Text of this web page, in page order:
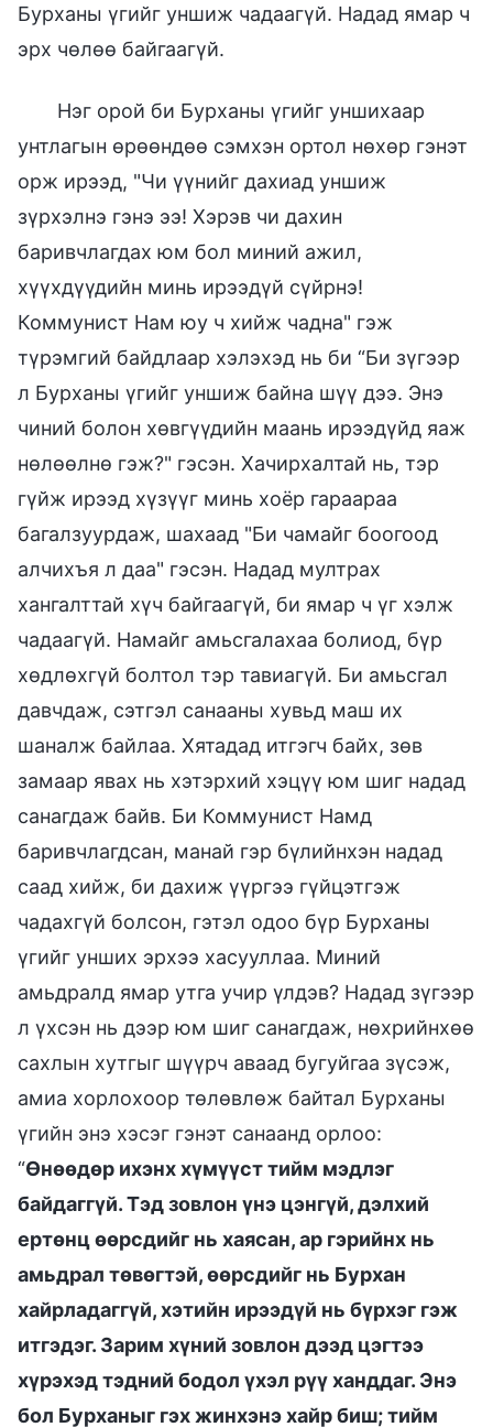
Бурханы үгийг уншиж чадаагүй. Надад ямар ч
эрх чөлөө байгаагүй.
Нэг орой би Бурханы үгийг уншихаар
унтлагын өрөөндөө сэмхэн ортол нөхөр гэнэт
орж ирээд, "Чи үүнийг дахиад уншиж
зүрхэлнэ гэнэ ээ! Хэрэв чи дахин
баривчлагдах юм бол миний ажил,
хүүхдүүдийн минь ирээдүй сүйрнэ!
Коммунист Нам юу ч хийж чадна" гэж
түрэмгий байдлаар хэлэхэд нь би “Би зүгээр
л Бурханы үгийг уншиж байна шүү дээ. Энэ
чиний болон хөвгүүдийн маань ирээдүйд яаж
нөлөөлнө гэж?" гэсэн. Хачирхалтай нь, тэр
гүйж ирээд хүзүүг минь хоёр гараараа
багалзуурдаж, шахаад "Би чамайг боогоод
алчихъя л даа" гэсэн. Надад мултрах
хангалттай хүч байгаагүй, би ямар ч үг хэлж
чадаагүй. Намайг амьсгалахаа болиод, бүр
хөдлөхгүй болтол тэр тавиагүй. Би амьсгал
давчдаж, сэтгэл санааны хувьд маш их
шаналж байлаа. Хятадад итгэгч байх, зөв ​​
замаар явах нь хэтэрхий хэцүү юм шиг надад
санагдаж байв. Би Коммунист Намд
баривчлагдсан, манай гэр бүлийнхэн надад
саад хийж, би дахиж үүргээ гүйцэтгэж
чадахгүй болсон, гэтэл одоо бүр Бурханы
үгийг унших эрхээ хасууллаа. Миний
амьдралд ямар утга учир үлдэв? Надад зүгээр
л үхсэн нь дээр юм шиг санагдаж, нөхрийнхөө
сахлын хутгыг шүүрч аваад бугуйгаа зүсэж,
амиа хорлохоор төлөвлөж байтал Бурханы
үгийн энэ хэсэг гэнэт санаанд орлоо:
“Өнөөдөр ихэнх хүмүүст тийм мэдлэг
байдаггүй. Тэд зовлон үнэ цэнгүй, дэлхий
ертөнц өөрсдийг нь хаясан, ар гэрийнх нь
амьдрал төвөгтэй, өөрсдийг нь Бурхан
хайрладаггүй, хэтийн ирээдүй нь бүрхэг гэж
итгэдэг. Зарим хүний зовлон дээд цэгтээ
хүрэхэд тэдний бодол үхэл рүү ханддаг. Энэ
бол Бурханыг гэх жинхэнэ хайр биш; тийм